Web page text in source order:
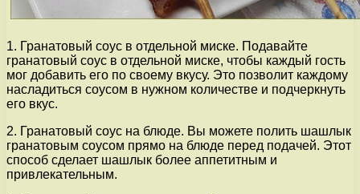
1. Гранатовый соус в отдельной миске. Подавайте
гранатовый соус в отдельной миске, чтобы каждый гость
мог добавить его по своему вкусу. Это позволит каждому
насладиться соусом в нужном количестве и подчеркнуть
его вкус.
2. Гранатовый соус на блюде. Вы можете полить шашлык
гранатовым соусом прямо на блюде перед подачей. Этот
способ сделает шашлык более аппетитным и
привлекательным.